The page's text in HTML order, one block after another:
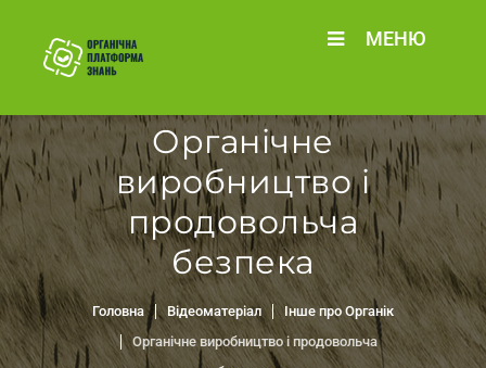
МЕНЮ
Органічне
виробництво і
продовольча
безпека
Головна Відеоматеріал
Інше про Органік
Органічне виробництво і продовольча